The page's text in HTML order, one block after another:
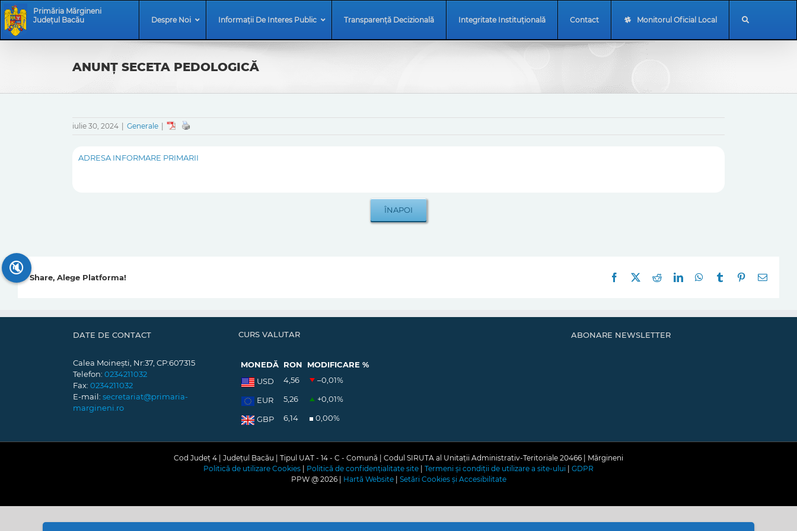
Skip
to
content
Skip
Navigation
Primăria Mărgineni
Județul Bacău
Despre Noi Informații De Interes Public Transparență Decizională Integritate Instituțională Contact Monitorul Oficial Local
ANUNȚ SECETA PEDOLOGICĂ
iulie 30, 2024 Generale
ADRESA INFORMARE PRIMARII
Share, Alege Platforma! Facebook RedditLinkedInWhatsApp
Tumblr Pinterest
E-
DATE DE CONTACT
Calea Moinești, Nr:37, CP:607315
Telefon: 0234211032
Fax: 0234211032
E-mail: secretariat@primaria-
margineni.ro
CURS VALUTAR
MONEDĂ RON
MODIFICARE %
USD
4,56 –0,01%
EUR 5,26 +0,01%
GBP 6,14 0,00%
ABONARE NEWSLETTER
Cod Județ 4 | Județul Bacău | Tipul UAT - 14 - C - Comună | Codul SIRUTA al Unitații Administrativ-Teritoriale 20466 | Mărgineni
Politică de utilizare Cookies
Politică de confidențialitate site Termeni și condiții de utilizare a site-ului
GDPR
PPW @ 2026 | Hartă Website| Setări Cookies și Accesibilitate
🔇